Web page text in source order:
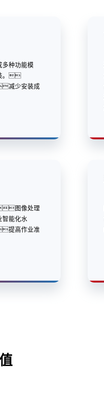
种功能模
。
减少安装成
图像处理
能化水
提高作业准